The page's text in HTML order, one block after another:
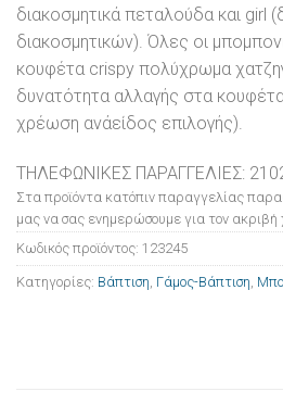
διακοσμητικά πεταλούδα και girl
διακοσμητικών). Όλες οι
κουφέτα crispy πολύχρωμα
δυνατότητα αλλαγής στα
χρέωση ανάείδος επιλογής).
ΤΗΛΕΦΩΝΙΚΕΣ ΠΑΡΑΓΓΕΛΙΕΣ:
Στα προϊόντα κατόπιν παραγγελίας
μας να σας ενημερώσουμε για τον ακριβή
Κωδικός προϊόντος: 123245
Κατηγορίες: Βάπτιση Γάμος-Βάπτιση